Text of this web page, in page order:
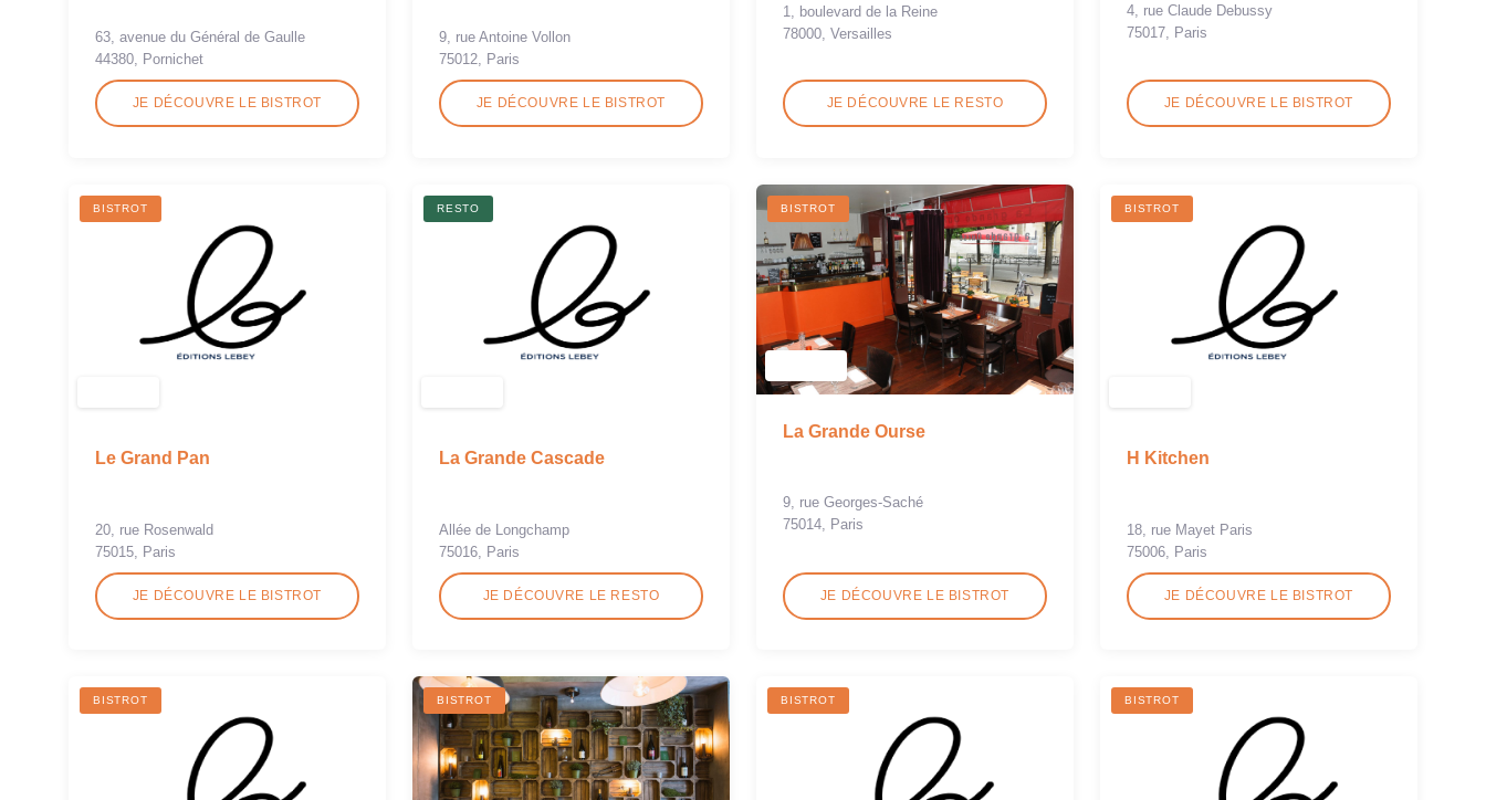
63, avenue du Général de Gaulle
44380, Pornichet
JE DÉCOUVRE LE BISTROT
9, rue Antoine Vollon
75012, Paris
JE DÉCOUVRE LE BISTROT
1, boulevard de la Reine
78000, Versailles
JE DÉCOUVRE LE RESTO
4, rue Claude Debussy
75017, Paris
JE DÉCOUVRE LE BISTROT
BISTROT
Le Grand Pan
20, rue Rosenwald
75015, Paris
JE DÉCOUVRE LE BISTROT
RESTO
La Grande Cascade
Allée de Longchamp
75016, Paris
JE DÉCOUVRE LE RESTO
BISTROT
La Grande Ourse
9, rue Georges-Saché
75014, Paris
JE DÉCOUVRE LE BISTROT
BISTROT
H Kitchen
18, rue Mayet Paris
75006, Paris
JE DÉCOUVRE LE BISTROT
BISTROT BISTROT BISTROT BISTROT